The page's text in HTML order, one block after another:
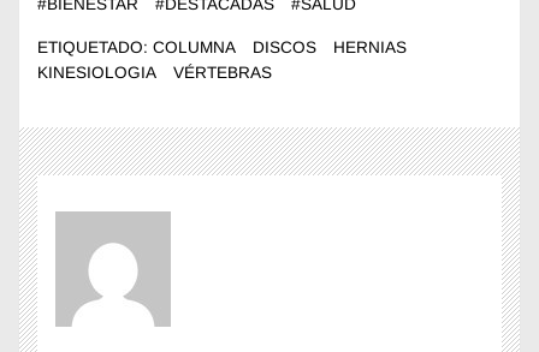
#BIENESTAR #DESTACADAS #SALUD
ETIQUETADO: COLUMNA DISCOS
HERNIAS
KINESIOLOGIA
VÉRTEBRAS